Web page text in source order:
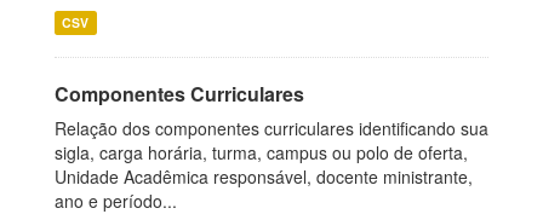
CSV
Componentes Curriculares
Relação dos componentes curriculares identificando sua
sigla, carga horária, turma, campus ou polo de oferta,
Unidade Acadêmica responsável, docente ministrante,
ano e período...